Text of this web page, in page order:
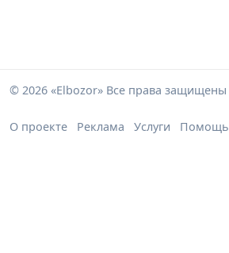
© 2026 «Elbozor» Все права защищены
О проекте Реклама Услуги Помощь